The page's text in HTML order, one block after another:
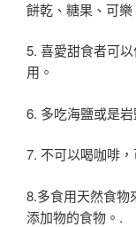
餅乾、糖果、可樂
5. 喜愛甜食者可
用。
6. 多吃海鹽或是
7. 不可以喝咖啡
8.多食用天然食物
添加物的食物。.